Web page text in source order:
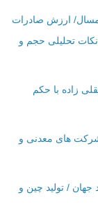
تن آهن و فولاد در ۱۱ ماهه امسال/ ارزش صادرات
جزئیات و نکات تحلیلی حجم و
زاده با حکم
‌های معدنی و
جهان / تولید چین و